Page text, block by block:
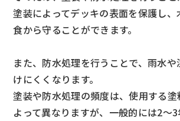
塗装によってデッキの表面を保護し
食から守ることができます。
また、防水処理を行うことで、雨水
けにくくなります。
塗装や防水処理の頻度は、使用する
よって異なりますが、一般的には2〜